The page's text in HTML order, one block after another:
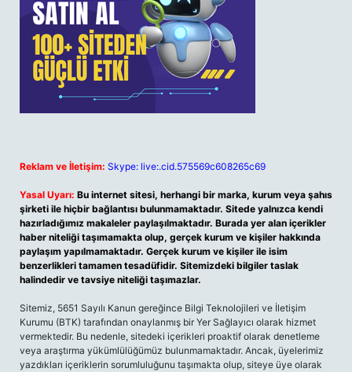
Reklam ve İletişim: Skype: live:.cid.575569c608265c69
Yasal Uyarı: Bu internet sitesi, herhangi bir marka, kurum veya şahıs
şirketi ile hiçbir bağlantısı bulunmamaktadır. Sitede yalnızca kendi
hazırladığımız makaleler paylaşılmaktadır. Burada yer alan içerikler
haber niteliği taşımamakta olup, gerçek kurum ve kişiler hakkında
paylaşım yapılmamaktadır. Gerçek kurum ve kişiler ile isim
benzerlikleri tamamen tesadüfidir. Sitemizdeki bilgiler taslak
halindedir ve tavsiye niteliği taşımazlar.
Sitemiz, 5651 Sayılı Kanun gereğince Bilgi Teknolojileri ve İletişim
Kurumu (BTK) tarafından onaylanmış bir Yer Sağlayıcı olarak hizmet
vermektedir. Bu nedenle, sitedeki içerikleri proaktif olarak denetleme
veya araştırma yükümlülüğümüz bulunmamaktadır. Ancak, üyelerimiz
yazdıkları içeriklerin sorumluluğunu taşımakta olup, siteye üye olarak